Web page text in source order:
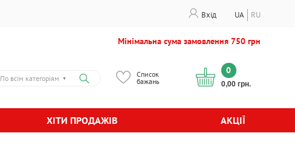
Вхід RU
UA
Мінімальна сума замовлення 750 грн
По всім категоріям ▼
Список
бажань
0
0,00 грн.
ХІТИ ПРОДАЖІВ АКЦІЇ